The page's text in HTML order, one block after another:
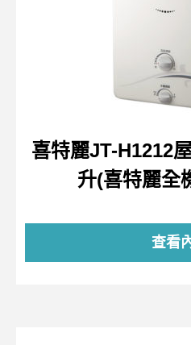
喜特麗JT-H1212
升(喜特麗全
查看